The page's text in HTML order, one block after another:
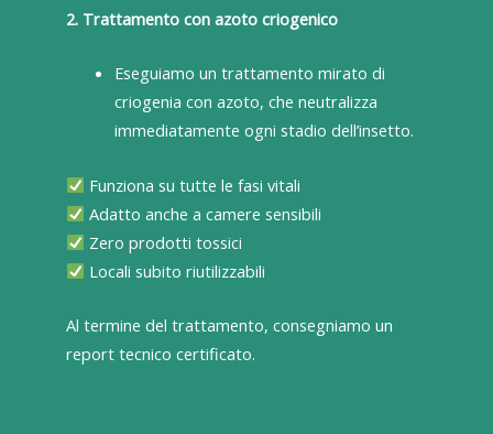
2. Trattamento con azoto criogenico
Eseguiamo un trattamento mirato di
criogenia con azoto, che neutralizza
immediatamente ogni stadio dell’insetto.
Funziona su tutte le fasi vitali
Adatto anche a camere sensibili
Zero prodotti tossici
Locali subito riutilizzabili
Al termine del trattamento, consegniamo un
report tecnico certificato.